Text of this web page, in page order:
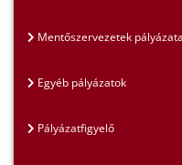
Mentőszervezetek
Egyéb pályázatok
Pályázatfigyelő